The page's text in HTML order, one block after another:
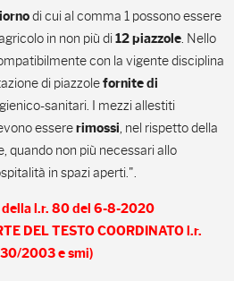
di cui al comma 1 possono essere
in non più di12 piazzole. Nello
con la vigente disciplina
di piazzolefornite di
sanitari. I mezzi allestiti
essererimossi, nel rispetto della
quando non più necessari allo
in spazi aperti.".
l.r. 80 del 6-8-2020
DEL TESTO COORDINATOl.r.
30/2003 e smi)